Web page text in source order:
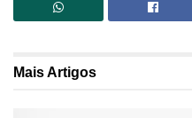
MaisArtigos